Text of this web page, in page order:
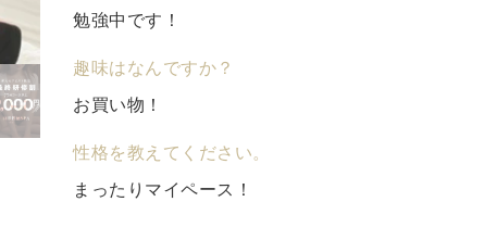
勉強中です！
趣味はなんですか？
お買い物！
性格を教えてください。
まったりマイペース！